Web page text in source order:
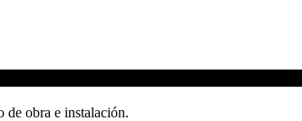
de obra e instalación.